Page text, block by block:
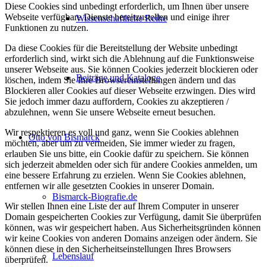
Wissenschaftliche Reihe
Beiträge und Kataloge
Otto von Bismarck
Bismarck-Biografie.de
Lebenslauf
Diese Cookies sind unbedingt erforderlich, um Ihnen über unsere
Webseite verfügbare Dienste bereitzustellen und einige ihrer
Funktionen zu nutzen.
Da diese Cookies für die Bereitstellung der Website unbedingt
erforderlich sind, wirkt sich die Ablehnung auf die Funktionsweise
unserer Webseite aus. Sie können Cookies jederzeit blockieren oder
löschen, indem Sie Ihre Browsereinstellungen ändern und das
Blockieren aller Cookies auf dieser Webseite erzwingen. Dies wird
Sie jedoch immer dazu auffordern, Cookies zu akzeptieren /
abzulehnen, wenn Sie unsere Webseite erneut besuchen.
Wir respektieren es voll und ganz, wenn Sie Cookies ablehnen
möchten, aber um zu vermeiden, Sie immer wieder zu fragen,
erlauben Sie uns bitte, ein Cookie dafür zu speichern. Sie können
sich jederzeit abmelden oder sich für andere Cookies anmelden, um
eine bessere Erfahrung zu erzielen. Wenn Sie Cookies ablehnen,
entfernen wir alle gesetzten Cookies in unserer Domain.
Wir stellen Ihnen eine Liste der auf Ihrem Computer in unserer
Domain gespeicherten Cookies zur Verfügung, damit Sie überprüfen
können, was wir gespeichert haben. Aus Sicherheitsgründen können
wir keine Cookies von anderen Domains anzeigen oder ändern. Sie
können diese in den Sicherheitseinstellungen Ihres Browsers
überprüfen.